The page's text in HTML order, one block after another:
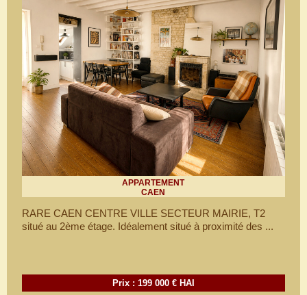
APPARTEMENT
CAEN
RARE CAEN CENTRE VILLE SECTEUR MAIRIE, T2
situé au 2ème étage. Idéalement situé à proximité des ...
Prix : 199 000 € HAI